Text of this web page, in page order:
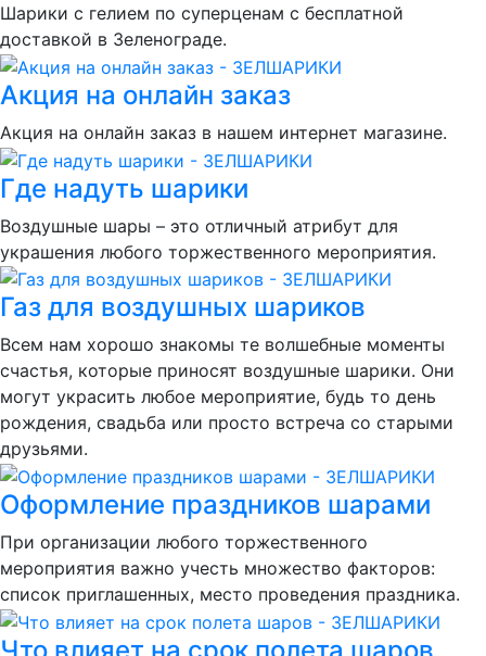
Шарики с гелием по суперценам с бесплатной
доставкой в Зеленограде.
Акция на онлайн заказ
Акция на онлайн заказ в нашем интернет магазине.
Где надуть шарики
Воздушные шары – это отличный атрибут для
украшения любого торжественного мероприятия.
Газ для воздушных шариков
Всем нам хорошо знакомы те волшебные моменты
счастья, которые приносят воздушные шарики. Они
могут украсить любое мероприятие, будь то день
рождения, свадьба или просто встреча со старыми
друзьями.
Оформление праздников шарами
При организации любого торжественного
мероприятия важно учесть множество факторов:
список приглашенных, место проведения праздника.
Что влияет на срок полета шаров